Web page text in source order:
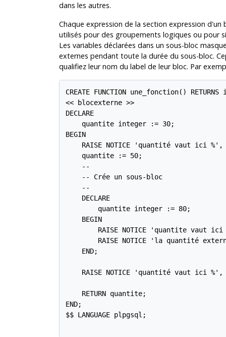
dans les autres.
Chaque expression de la section expression
utilisés pour des groupements logiques ou pour
Les variables déclarées dans un sous-bloc
externes pendant toute la durée du sous-bloc.
qualifiez leur nom du label de leur bloc. Par
CREATE FUNCTION une_fonction()
<< blocexterne >>
DECLARE
    quantite integer := 30;
BEGIN
RAISE NOTICE 'quantité vaut ici
    quantite := 50;
    --
    -- Crée un sous-bloc
    --
    DECLARE
        quantite integer := 80;
    BEGIN
RAISE NOTICE 'quantite vaut
    END;
RAISE NOTICE 'quantité vaut ici
    RETURN quantite;
END;
$$ LANGUAGE plpgsql;